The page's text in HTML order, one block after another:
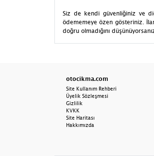
Siz de kendi güvenliğiniz ve
ödememeye özen gösteriniz.
doğru olmadığını
otocikma.com
Site Kullanım Rehberi
Üyelik Sözleşmesi
Gizlilik
KVKK
Site Haritası
Hakkımızda